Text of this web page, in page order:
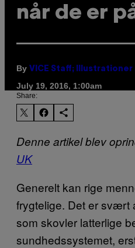
når de er
By VICE Staff; Illustrationer
July 19, 2016, 1:00am
Share:
Denne artikel blev
UK
Generelt kan rige
frygtelige. Det er svært
som skovler latterlige
sundhedssystemet,